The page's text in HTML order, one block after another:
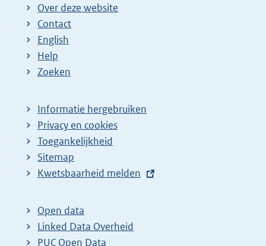
Over deze website
Contact
English
Help
Zoeken
Informatie hergebruiken
Privacy en cookies
Toegankelijkheid
Sitemap
E
t
e
r
Kwetsbaarheid melden
Open data
Linked Data Overheid
PUC Open Data